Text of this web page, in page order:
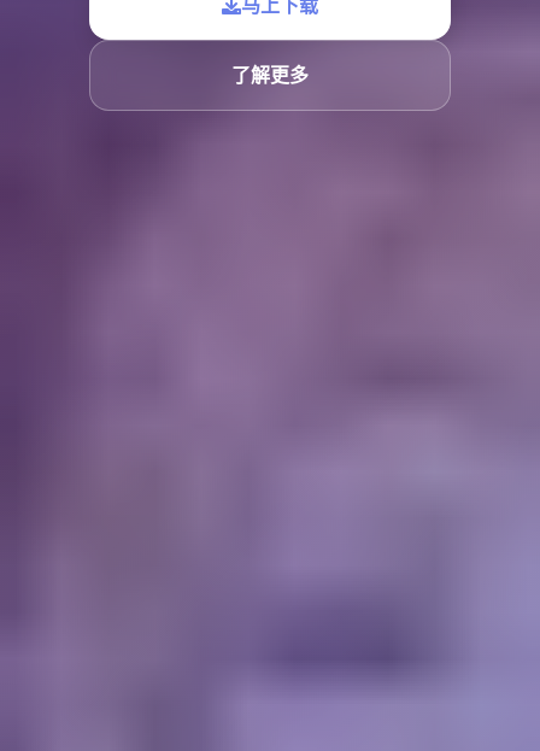
了解更多